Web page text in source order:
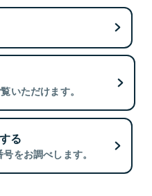
いただけます。
る
をお調べします。